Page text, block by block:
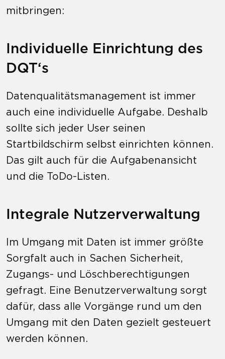
mitbringen:
Individuelle Einrichtung des
DQT‘s
Datenqualitätsmanagement ist immer
auch eine individuelle Aufgabe. Deshalb
sollte sich jeder User seinen
Startbildschirm selbst einrichten können.
Das gilt auch für die Aufgabenansicht
und die ToDo-Listen.
Integrale Nutzerverwaltung
Im Umgang mit Daten ist immer größte
Sorgfalt auch in Sachen Sicherheit,
Zugangs- und Löschberechtigungen
gefragt. Eine Benutzerverwaltung sorgt
dafür, dass alle Vorgänge rund um den
Umgang mit den Daten gezielt gesteuert
werden können.